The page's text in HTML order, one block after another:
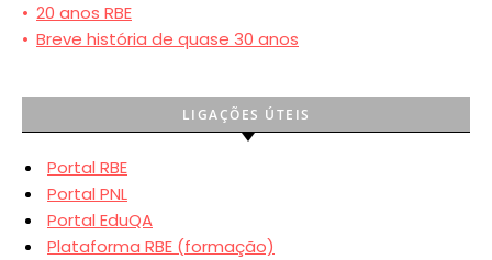
• 20 anos RBE
• Breve história de quase 30 anos
LIGAÇÕES ÚTEIS
Portal RBE
Portal PNL
Portal EduQA
Plataforma RBE (formação)